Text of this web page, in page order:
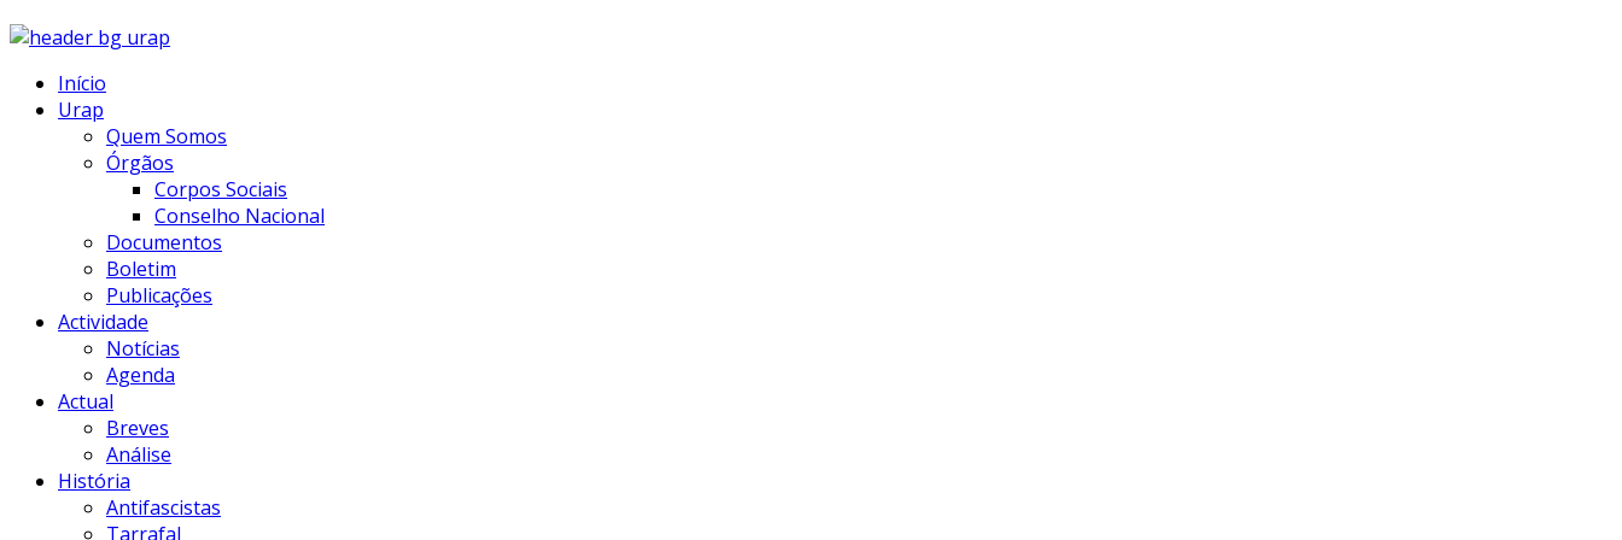
Início
Urap
Quem Somos
Órgãos
Corpos Sociais
Conselho Nacional
Documentos
Boletim
Publicações
Actividade
Notícias
Agenda
Actual
Breves
Análise
História
Antifascistas
Tarrafal